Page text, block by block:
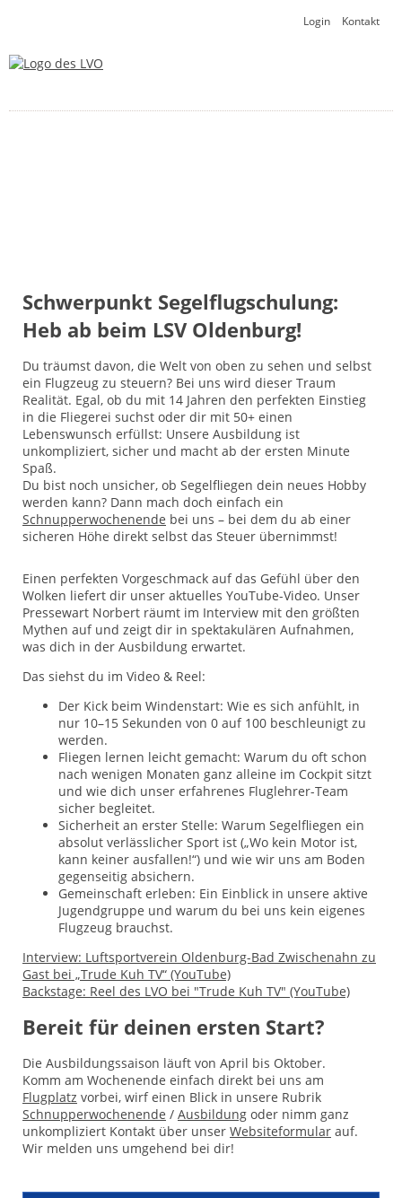
Navigation
Login Kontakt
Zurück
Schwerpunkt Segelflugschulung:
Heb ab beim LSV Oldenburg!
Du träumst davon, die Welt von oben zu sehen und selbst
ein Flugzeug zu steuern? Bei uns wird dieser Traum
Realität. Egal, ob du mit 14 Jahren den perfekten Einstieg
in die Fliegerei suchst oder dir mit 50+ einen
Lebenswunsch erfüllst: Unsere Ausbildung ist
unkompliziert, sicher und macht ab der ersten Minute
Spaß.
Du bist noch unsicher, ob Segelfliegen dein neues Hobby
werden kann? Dann mach doch einfach ein
Schnupperwochenende bei uns – bei dem du ab einer
sicheren Höhe direkt selbst das Steuer übernimmst!
Einen perfekten Vorgeschmack auf das Gefühl über den
Wolken liefert dir unser aktuelles YouTube-Video. Unser
Pressewart Norbert räumt im Interview mit den größten
Mythen auf und zeigt dir in spektakulären Aufnahmen,
was dich in der Ausbildung erwartet.
Das siehst du im Video & Reel:
Der Kick beim Windenstart: Wie es sich anfühlt, in
nur 10–15 Sekunden von 0 auf 100 beschleunigt zu
werden.
Fliegen lernen leicht gemacht: Warum du oft schon
nach wenigen Monaten ganz alleine im Cockpit sitzt
und wie dich unser erfahrenes Fluglehrer-Team
sicher begleitet.
Sicherheit an erster Stelle: Warum Segelfliegen ein
absolut verlässlicher Sport ist („Wo kein Motor ist,
kann keiner ausfallen!“) und wie wir uns am Boden
gegenseitig absichern.
Gemeinschaft erleben: Ein Einblick in unsere aktive
Jugendgruppe und warum du bei uns kein eigenes
Flugzeug brauchst.
Interview: Luftsportverein Oldenburg-Bad Zwischenahn zu
Gast bei „Trude Kuh TV“ (YouTube)
Backstage: Reel des LVO bei "Trude Kuh TV" (YouTube)
Bereit für deinen ersten Start?
Die Ausbildungssaison läuft von April bis Oktober.
Komm am Wochenende einfach direkt bei uns am
Flugplatz vorbei, wirf einen Blick in unsere Rubrik
Schnupperwochenende / Ausbildung oder nimm ganz
unkompliziert Kontakt über unser Websiteformular auf.
Wir melden uns umgehend bei dir!